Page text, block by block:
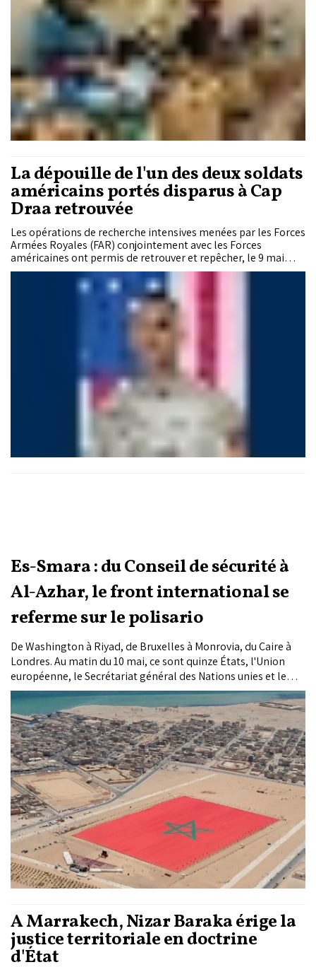
La dépouille de l'un des deux soldats
américains portés disparus à Cap
Draa retrouvée
Les opérations de recherche intensives menées par les Forces
Armées Royales (FAR) conjointement avec les Forces
américaines ont permis de retrouver et repêcher, le 9 mai
2026, l'un des deux soldats américains qui participaient à
l'exercice African Lion 2026, portés disparus depuis le 2 mai
2026 au niveau d'une falaise à Cap Draa.
Es-Smara : du Conseil de sécurité à
Al-Azhar, le front international se
referme sur le polisario
De Washington à Riyad, de Bruxelles à Monrovia, du Caire à
Londres. Au matin du 10 mai, ce sont quinze États, l'Union
européenne, le Secrétariat général des Nations unies et le
Conseil des Sages musulmans qui ont condamné l'attaque
revendiquée le 5 mai par le front polisario contre la ville d'Es-
Smara. Une séquence diplomatique d'une rare densité, qui
place désormais le plan d'autonomie marocain au cœur de
toute lecture du dossier.
À Marrakech, Nizar Baraka érige la
justice territoriale en doctrine
d'État